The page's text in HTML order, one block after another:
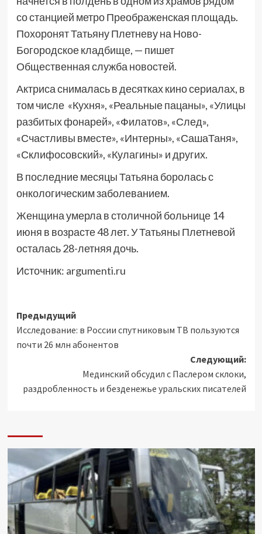
со станцией метро Преображенская площадь.
Похоронят Татьяну Плетневу на Ново-
Богородское кладбище, — пишет
Общественная служба новостей.
Актриса снималась в десятках кино сериалах, в
том числе «Кухня», «Реальные пацаны», «Улицы
разбитых фонарей», «Филатов», «След»,
«Счастливы вместе», «Интерны», «СашаТаня»,
«Склифосовский», «Кулагины» и других.
В последние месяцы Татьяна боролась с
онкологическим заболеванием.
Женщина умерла в столичной больнице 14
июня в возрасте 48 лет. У Татьяны Плетневой
осталась 28-летняя дочь.
Источник: argumenti.ru
Навигация
записи
Предыдущий
Исследование: в России спутниковым ТВ пользуются
почти 26 млн абонентов
Следующий:
Мединский обсудил с Паслером склоки,
раздробленность и безденежье уральских писателей